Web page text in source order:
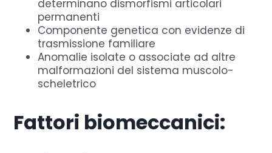
determinano dismorfismi articolari
permanenti
Componente genetica con evidenze di
trasmissione familiare
Anomalie isolate o associate ad altre
malformazioni del sistema muscolo-
scheletrico
Fattori biomeccanici: